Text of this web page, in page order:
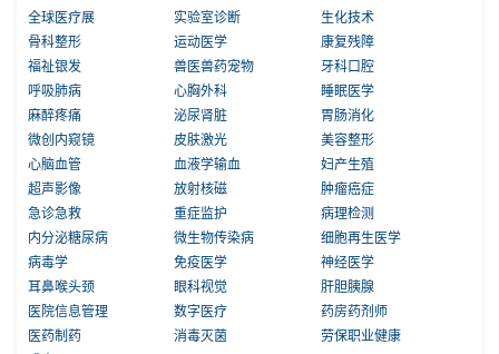
全球医疗展 实验室诊断
生化技术
骨科整形
运动医学
康复残障
福祉银发
兽医兽药宠物
牙科口腔
呼吸肺病
心胸外科
睡眠医学
麻醉疼痛
泌尿肾脏
胃肠消化
微创内窥镜
皮肤激光
美容整形
心脑血管
血液学输血
妇产生殖
超声影像
放射核磁
肿瘤癌症
急诊急救
重症监护
病理检测
内分泌糖尿病
微生物传染病
细胞再生医学
病毒学
免疫医学
神经医学
耳鼻喉头颈
眼科视觉
肝胆胰腺
医院信息管理
数字医疗
药房药剂师
医药制药
消毒灭菌
劳保职业健康